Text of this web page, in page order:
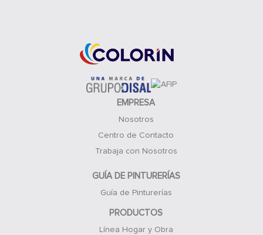
EMPRESA
Nosotros
Centro de Contacto
Trabaja con Nosotros
GUÍA DE PINTURERÍAS
Guía de Pinturerías
PRODUCTOS
Línea Hogar y Obra